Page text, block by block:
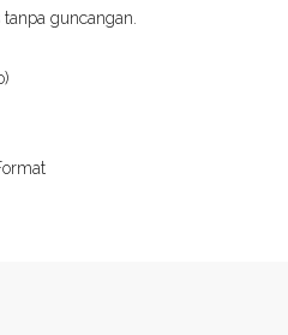
guncangan.